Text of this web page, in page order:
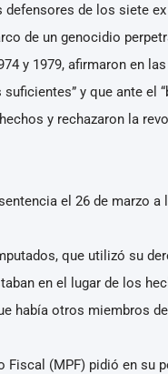
defensores de los siete
de un genocidio
y 1979, afirmaron en
suficientes” y que ante
y rechazaron la
el 26 de marzo a
que utilizó su
en el lugar de los
había otros miembros
Fiscal (MPF) pidió en su